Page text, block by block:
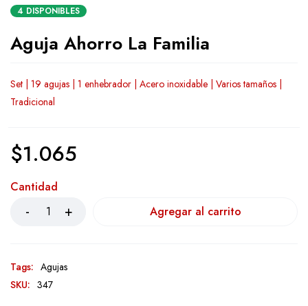
4 DISPONIBLES
Aguja Ahorro La Familia
Set | 19 agujas | 1 enhebrador | Acero inoxidable | Varios tamaños |
Tradicional
$1.065
Cantidad
Agregar al carrito
Tags: Agujas
SKU: 347